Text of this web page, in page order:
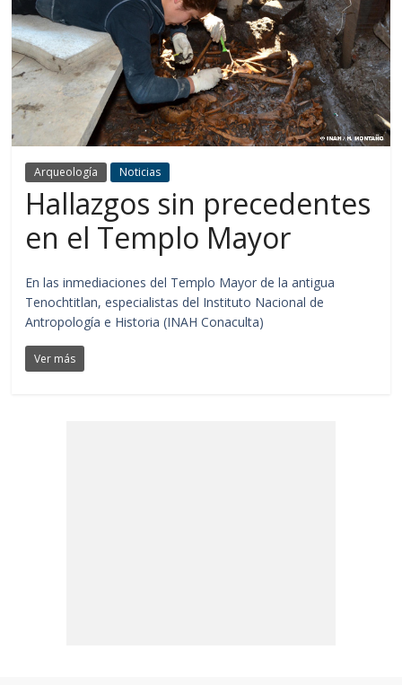
Arqueología Noticias
Hallazgos sin precedentes
en el Templo Mayor
En las inmediaciones del Templo Mayor de la antigua
Tenochtitlan, especialistas del Instituto Nacional de
Antropología e Historia (INAH Conaculta)
Ver más